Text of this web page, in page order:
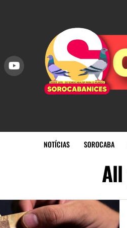
NOTÍCIAS SOROCABA